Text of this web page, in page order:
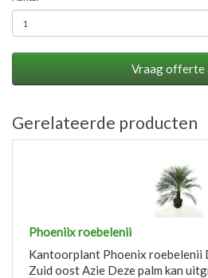
Vraag offerte
Gerelateerde producten
Phoeniix roebelenii
Kantoorplant Phoenix roebelenii
Zuid oost Azie Deze palm kan